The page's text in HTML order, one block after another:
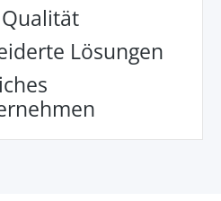
Lösungen